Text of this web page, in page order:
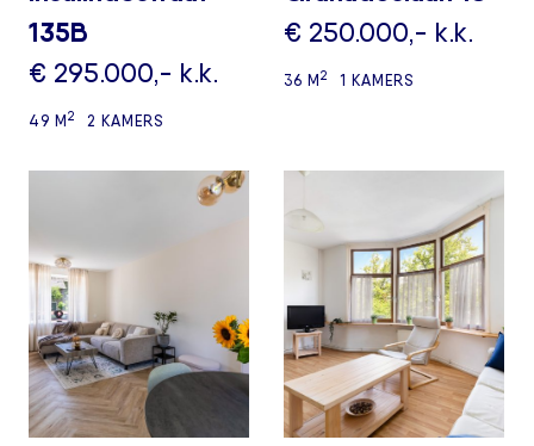
135B
€ 295.000,- k.k.
49 M2 2 KAMERS
€ 250.000,- k.k.
36 M2 1 KAMERS